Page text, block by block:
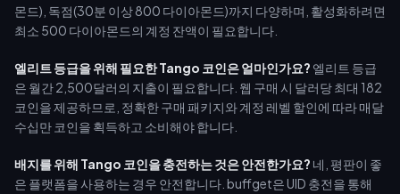
몬드), 독점(30분 이상 800 다이아몬드)까지 다양하며, 활성화하려면
최소 500 다이아몬드의 계정 잔액이 필요합니다.
엘리트 등급을 위해 필요한 Tango 코인은 얼마인가요? 엘리트 등급
은 월간 2,500달러의 지출이 필요합니다. 웹 구매 시 달러당 최대 182
코인을 제공하므로, 정확한 구매 패키지와 계정 레벨 할인에 따라 매달
수십만 코인을 획득하고 소비해야 합니다.
배지를 위해 Tango 코인을 충전하는 것은 안전한가요? 네, 평판이 좋
은 플랫폼을 사용하는 경우 안전합니다. buffget은 UID 충전을 통해